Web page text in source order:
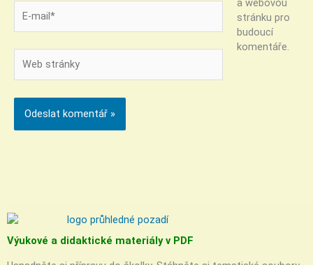
mail*
stránky
a webovou
stránku pro
budoucí
komentáře.
Výukové a didaktické materiály v PDF